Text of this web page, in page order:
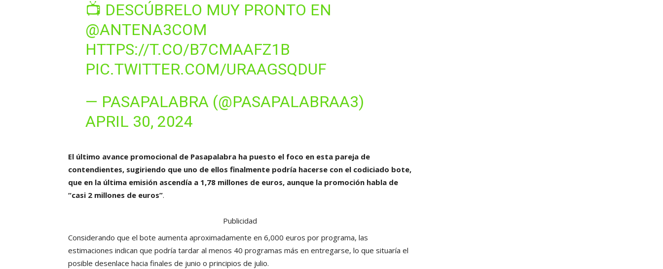
📺 DESCÚBRELO MUY PRONTO EN
@ANTENA3COM
HTTPS://T.CO/B7CMAAFZ1B
PIC.TWITTER.COM/URAAGSQDUF
— PASAPALABRA (@PASAPALABRAA3)
APRIL 30, 2024
El último avance promocional de Pasapalabra ha puesto el foco en esta pareja de
contendientes, sugiriendo que uno de ellos finalmente podría hacerse con el codiciado bote,
que en la última emisión ascendía a 1,78 millones de euros, aunque la promoción habla de
“casi 2 millones de euros”.
Publicidad
Considerando que el bote aumenta aproximadamente en 6,000 euros por programa, las
estimaciones indican que podría tardar al menos 40 programas más en entregarse, lo que situaría el
posible desenlace hacia finales de junio o principios de julio.